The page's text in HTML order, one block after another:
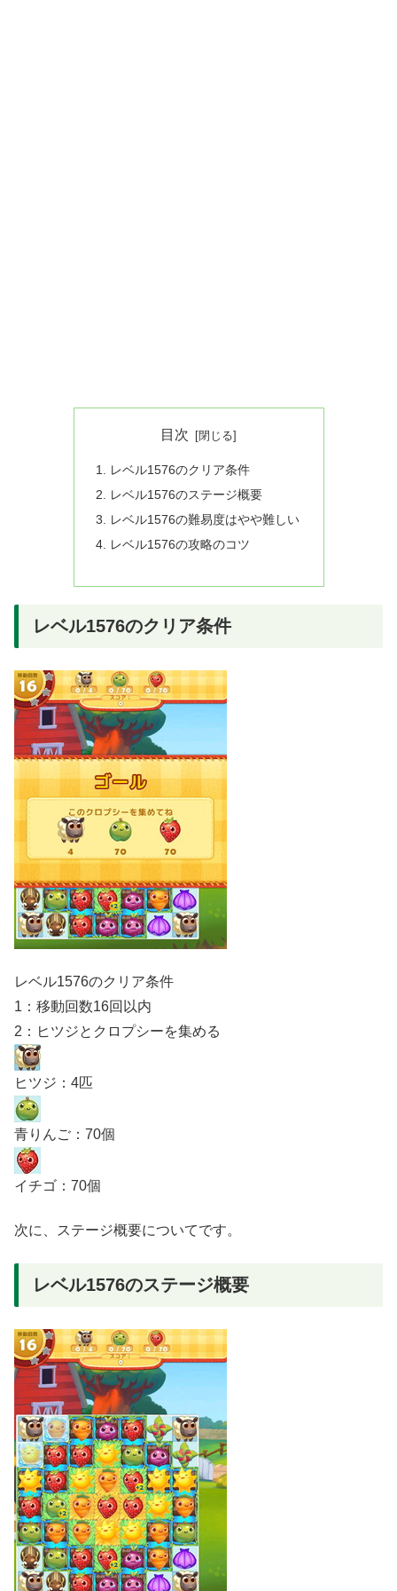
目次
レベル1576のクリア条件
レベル1576のステージ概要
レベル1576の難易度はやや難しい
レベル1576の攻略のコツ
レベル1576のクリア条件
レベル1576のクリア条件
1：移動回数16回以内
2：ヒツジとクロプシーを集める
ヒツジ：4匹
青りんご：70個
イチゴ：70個
次に、ステージ概要についてです。
レベル1576のステージ概要